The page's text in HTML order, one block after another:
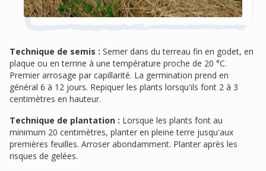
Technique de semis : Semer dans du terreau fin en godet, en
plaque ou en terrine à une température proche de 20 °C.
Premier arrosage par capillarité. La germination prend en
général 6 à 12 jours. Repiquer les plants lorsqu'ils font 2 à 3
centimètres en hauteur.
Technique de plantation : Lorsque les plants font au
minimum 20 centimètres, planter en pleine terre jusqu'aux
premières feuilles. Arroser abondamment. Planter après les
risques de gelées.